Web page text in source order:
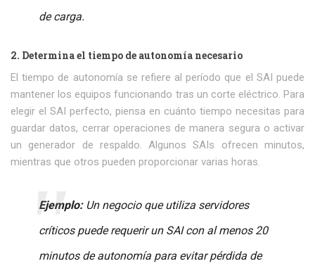
de carga.
2. Determina el tiempo de autonomía necesario
El tiempo de autonomía se refiere al período que el SAI puede
mantener los equipos funcionando tras un corte eléctrico. Para
elegir el SAI perfecto, piensa en cuánto tiempo necesitas para
guardar datos, cerrar operaciones de manera segura o activar
un generador de respaldo. Algunos SAIs ofrecen minutos,
mientras que otros pueden proporcionar varias horas.
Ejemplo:Un negocio que utiliza servidores
críticos puede requerir un SAI con al menos 20
minutos de autonomía para evitar pérdida de